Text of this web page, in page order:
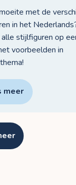
met de
in het
stijlfiguren op
voorbeelden in
meer